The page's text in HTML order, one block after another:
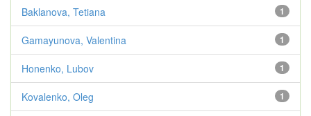
1
Baklanova, Tetiana
1
Gamayunova, Valentina
1
Honenko, Lubov
1
Kovalenko, Oleg